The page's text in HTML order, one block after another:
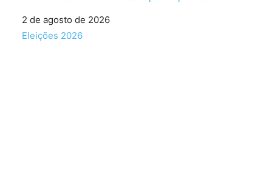
Data
2 de agosto de 2026
Em relação a
Eleições 2026